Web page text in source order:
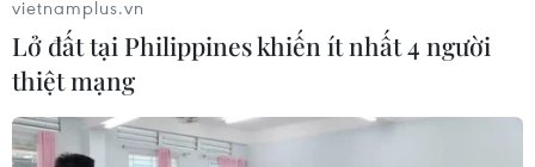
Vietinbank triển khai thanh toán trên hệ
vietnamplus.vn
Lở đất tại Philippines khiến ít nhất 4 người
thiệt mạng